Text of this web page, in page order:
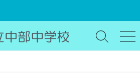
検
索
メ
ニ